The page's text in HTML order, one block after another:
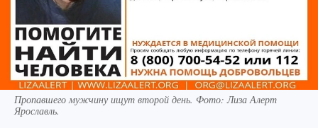
Пропавшего мужчину ищут второй день. Фото: Лиза Алерт
Ярославль.